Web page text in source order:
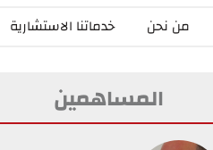
من نحن خدماتنا الاستشارية
المساهمين